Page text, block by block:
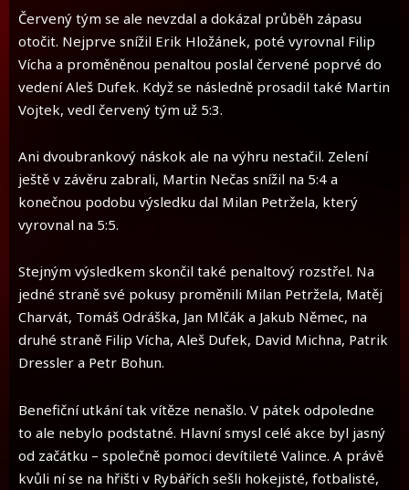
Červený tým se ale nevzdal a dokázal průběh zápasu
otočit. Nejprve snížil Erik Hložánek, poté vyrovnal Filip
Vícha a proměněnou penaltou poslal červené poprvé do
vedení Aleš Dufek. Když se následně prosadil také Martin
Vojtek, vedl červený tým už 5:3.
Ani dvoubrankový náskok ale na výhru nestačil. Zelení
ještě v závěru zabrali, Martin Nečas snížil na 5:4 a
konečnou podobu výsledku dal Milan Petržela, který
vyrovnal na 5:5.
Stejným výsledkem skončil také penaltový rozstřel. Na
jedné straně své pokusy proměnili Milan Petržela, Matěj
Charvát, Tomáš Odráška, Jan Mlčák a Jakub Němec, na
druhé straně Filip Vícha, Aleš Dufek, David Michna, Patrik
Dressler a Petr Bohun.
Benefiční utkání tak vítěze nenašlo. V pátek odpoledne
to ale nebylo podstatné. Hlavní smysl celé akce byl jasný
od začátku – společně pomoci devítileté Valince. A právě
kvůli ní se na hřišti v Rybářích sešli hokejisté, fotbalisté,